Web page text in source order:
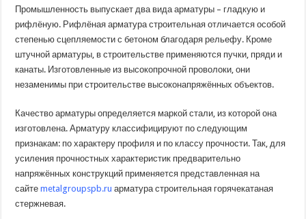
Промышленность выпускает два вида арматуры – гладкую и
рифлёную. Рифлёная арматура строительная отличается особой
степенью сцепляемости с бетоном благодаря рельефу. Кроме
штучной арматуры, в строительстве применяются пучки, пряди и
канаты. Изготовленные из высокопрочной проволоки, они
незаменимы при строительстве высоконапряжённых объектов.
Качество арматуры определяется маркой стали, из которой она
изготовлена. Арматуру классифицируют по следующим
признакам: по характеру профиля и по классу прочности. Так, для
усиления прочностных характеристик предварительно
напряжённых конструкций применяется представленная на
сайтеmetalgroupspb.ru арматура строительная горячекатаная
стержневая.